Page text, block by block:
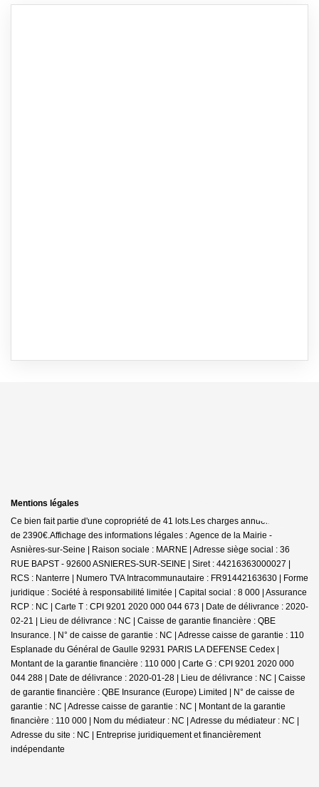
Mentions légales
Ce bien fait partie d'une copropriété de 41 lots.Les charges annuelles sont
de 2390€. Affichage des informations légales : Agence de la Mairie -
Asnières-sur-Seine | Raison sociale : MARNE | Adresse siège social : 36
RUE BAPST - 92600 ASNIERES-SUR-SEINE | Siret : 44216363000027 |
RCS : Nanterre | Numero TVA Intracommunautaire : FR91442163630 | Forme
juridique : Société à responsabilité limitée | Capital social : 8 000 | Assurance
RCP : NC | Carte T : CPI 9201 2020 000 044 673 | Date de délivrance : 2020-
02-21 | Lieu de délivrance : NC | Caisse de garantie financière : QBE
Insurance. | N° de caisse de garantie : NC | Adresse caisse de garantie : 110
Esplanade du Général de Gaulle 92931 PARIS LA DEFENSE Cedex |
Montant de la garantie financière : 110 000 | Carte G : CPI 9201 2020 000
044 288 | Date de délivrance : 2020-01-28 | Lieu de délivrance : NC | Caisse
de garantie financière : QBE Insurance (Europe) Limited | N° de caisse de
garantie : NC | Adresse caisse de garantie : NC | Montant de la garantie
financière : 110 000 | Nom du médiateur : NC | Adresse du médiateur : NC |
Adresse du site : NC | Entreprise juridiquement et financièrement
indépendante